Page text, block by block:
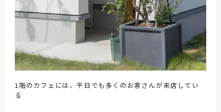
1階のカフェには、平日でも多くのお客さんが来店してい
る